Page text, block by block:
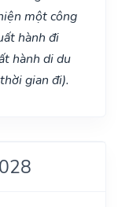
một công
hành đi
hành di du
gian đi).